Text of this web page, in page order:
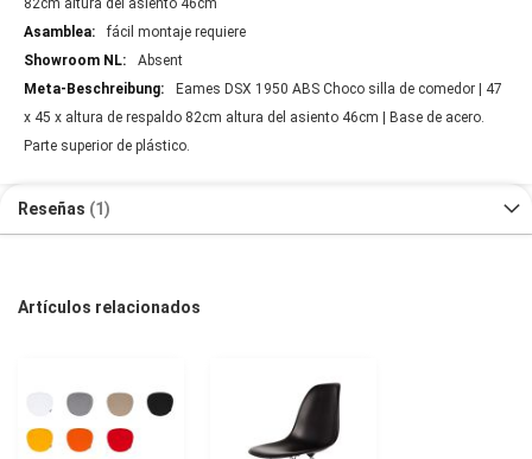
82cm altura del asiento 46cm
fácil montaje requiere
Absent
Eames DSX 1950 ABS Choco silla de comedor | 47
x 45 x altura de respaldo 82cm altura del asiento 46cm | Base de acero.
Parte superior de plástico.
Reseñas 1
Artículos relacionados